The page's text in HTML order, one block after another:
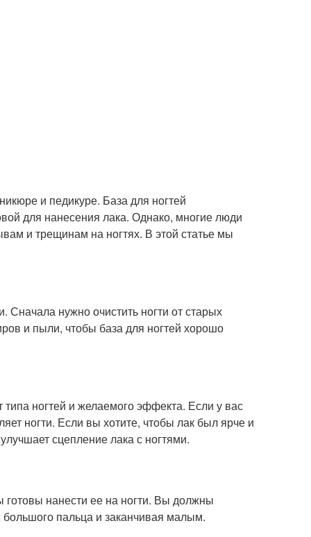
и педикуре. База для ногтей
для нанесения лака. Однако, многие люди
и трещинам на ногтях. В этой статье мы
Сначала нужно очистить ногти от старых
и пыли, чтобы база для ногтей хорошо
типа ногтей и желаемого эффекта. Если у вас
ногти. Если вы хотите, чтобы лак был ярче и
сцепление лака с ногтями.
готовы нанести ее на ногти. Вы должны
пальца и заканчивая малым.